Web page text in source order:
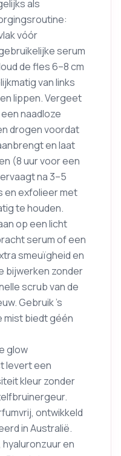
als
vóór
serum
de fles 6–8 cm
van links
lippen. Vergeet
naadloze
drogen voordat
en laat
(8 uur voor een
na 3–5
en exfolieer met
te houden.
op een licht
serum of een
smeuïgheid en
bijwerken zonder
scrub van de
Gebruik ’s
mist biedt géén
glow
levert een
kleur zonder
ontwikkeld
in Australië.
en